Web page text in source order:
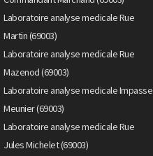
Laboratoire analyse medicale Rue
Martin (69003)
Laboratoire analyse medicale Rue
Mazenod (69003)
Laboratoire analyse medicale Impasse
Meunier (69003)
Laboratoire analyse medicale Rue
Jules Michelet (69003)